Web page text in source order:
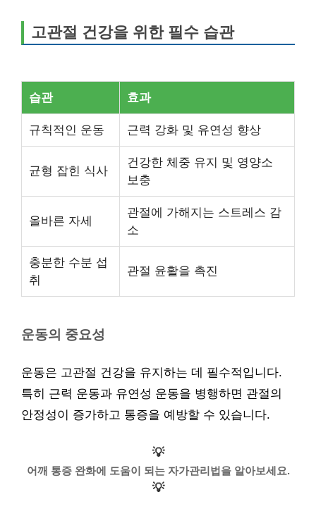
고관절 건강을 위한 필수 습관
습관 효과
규칙적인 운동 근력 강화 및 유연성 향상
균형 잡힌 식사
건강한 체중 유지 및 영양소
보충
올바른 자세
관절에 가해지는 스트레스 감
소
충분한 수분 섭
취
관절 윤활을 촉진
운동의 중요성
운동은 고관절 건강을 유지하는 데 필수적입니다.
특히 근력 운동과 유연성 운동을 병행하면 관절의
안정성이 증가하고 통증을 예방할 수 있습니다.
💡
어깨 통증 완화에 도움이 되는 자가관리법을 알아보세요.
💡